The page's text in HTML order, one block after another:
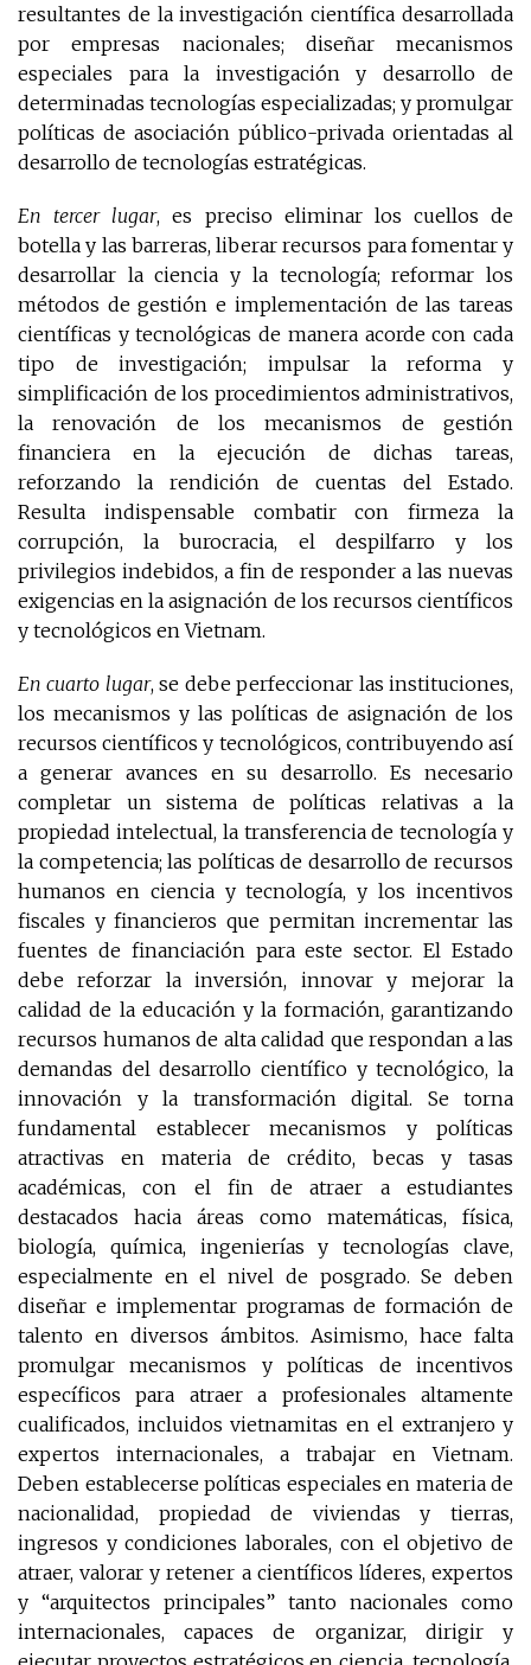
resultantes de la investigación científica desarrollada
por empresas nacionales; diseñar mecanismos
especiales para la investigación y desarrollo de
determinadas tecnologías especializadas; y promulgar
políticas de asociación público-privada orientadas al
desarrollo de tecnologías estratégicas.
En tercer lugar, es preciso eliminar los cuellos de
botella y las barreras, liberar recursos para fomentar y
desarrollar la ciencia y la tecnología; reformar los
métodos de gestión e implementación de las tareas
científicas y tecnológicas de manera acorde con cada
tipo de investigación; impulsar la reforma y
simplificación de los procedimientos administrativos,
la renovación de los mecanismos de gestión
financiera en la ejecución de dichas tareas,
reforzando la rendición de cuentas del Estado.
Resulta indispensable combatir con firmeza la
corrupción, la burocracia, el despilfarro y los
privilegios indebidos, a fin de responder a las nuevas
exigencias en la asignación de los recursos científicos
y tecnológicos en Vietnam.
En cuarto lugar, se debe perfeccionar las instituciones,
los mecanismos y las políticas de asignación de los
recursos científicos y tecnológicos, contribuyendo así
a generar avances en su desarrollo. Es necesario
completar un sistema de políticas relativas a la
propiedad intelectual, la transferencia de tecnología y
la competencia; las políticas de desarrollo de recursos
humanos en ciencia y tecnología, y los incentivos
fiscales y financieros que permitan incrementar las
fuentes de financiación para este sector. El Estado
debe reforzar la inversión, innovar y mejorar la
calidad de la educación y la formación, garantizando
recursos humanos de alta calidad que respondan a las
demandas del desarrollo científico y tecnológico, la
innovación y la transformación digital. Se torna
fundamental establecer mecanismos y políticas
atractivas en materia de crédito, becas y tasas
académicas, con el fin de atraer a estudiantes
destacados hacia áreas como matemáticas, física,
biología, química, ingenierías y tecnologías clave,
especialmente en el nivel de posgrado. Se deben
diseñar e implementar programas de formación de
talento en diversos ámbitos. Asimismo, hace falta
promulgar mecanismos y políticas de incentivos
específicos para atraer a profesionales altamente
cualificados, incluidos vietnamitas en el extranjero y
expertos internacionales, a trabajar en Vietnam.
Deben establecerse políticas especiales en materia de
nacionalidad, propiedad de viviendas y tierras,
ingresos y condiciones laborales, con el objetivo de
atraer, valorar y retener a científicos líderes, expertos
y “arquitectos principales” tanto nacionales como
internacionales, capaces de organizar, dirigir y